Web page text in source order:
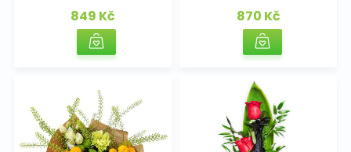
849 Kč 870 Kč